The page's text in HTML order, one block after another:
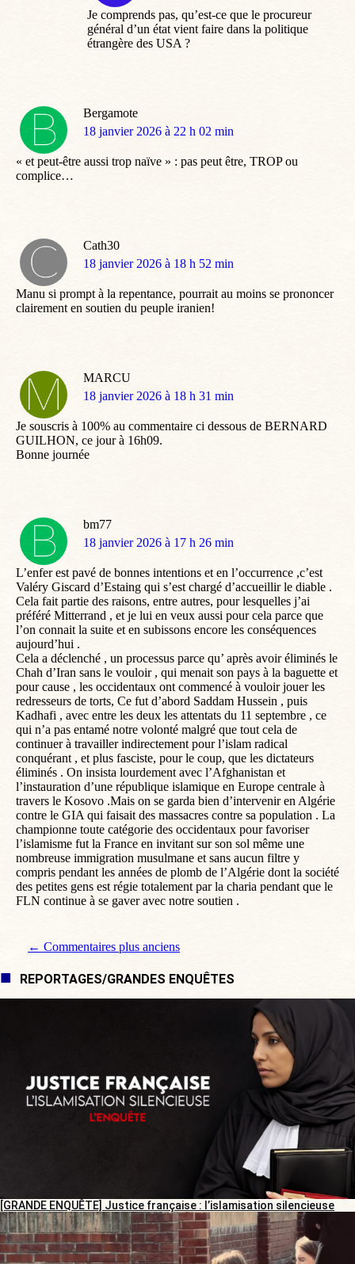
Je comprends pas, qu’est-ce que le procureur
général d’un état vient faire dans la politique
étrangère des USA ?
Bergamote
dit
18 janvier 2026 à 22 h 02 min
« et peut-être aussi trop naïve » : pas peut être, TROP ou
complice…
Cath30
dit
18 janvier 2026 à 18 h 52 min
Manu si prompt à la repentance, pourrait au moins se prononcer
clairement en soutien du peuple iranien!
MARCU
dit
18 janvier 2026 à 18 h 31 min
Je souscris à 100% au commentaire ci dessous de BERNARD
GUILHON, ce jour à 16h09.
Bonne journée
bm77
dit
18 janvier 2026 à 17 h 26 min
L’enfer est pavé de bonnes intentions et en l’occurrence ,c’est
Valéry Giscard d’Estaing qui s’est chargé d’accueillir le diable .
Cela fait partie des raisons, entre autres, pour lesquelles j’ai
préféré Mitterrand , et je lui en veux aussi pour cela parce que
l’on connait la suite et en subissons encore les conséquences
aujourd’hui .
Cela a déclenché , un processus parce qu’ après avoir éliminés le
Chah d’Iran sans le vouloir , qui menait son pays à la baguette et
pour cause , les occidentaux ont commencé à vouloir jouer les
redresseurs de torts, Ce fut d’abord Saddam Hussein , puis
Kadhafi , avec entre les deux les attentats du 11 septembre , ce
qui n’a pas entamé notre volonté malgré que tout cela de
continuer à travailler indirectement pour l’islam radical
conquérant , et plus fasciste, pour le coup, que les dictateurs
éliminés . On insista lourdement avec l’Afghanistan et
l’instauration d’une république islamique en Europe centrale à
travers le Kosovo .Mais on se garda bien d’intervenir en Algérie
contre le GIA qui faisait des massacres contre sa population . La
championne toute catégorie des occidentaux pour favoriser
l’islamisme fut la France en invitant sur son sol même une
nombreuse immigration musulmane et sans aucun filtre y
compris pendant les années de plomb de l’Algérie dont la société
des petites gens est régie totalement par la charia pendant que le
FLN continue à se gaver avec notre soutien .
Navigation de commentaire
← Commentaires plus anciens
REPORTAGES/GRANDES ENQUÊTES
[GRANDE ENQUÊTE] Justice française : l’islamisation silencieuse